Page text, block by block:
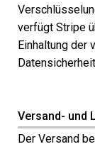
verfügt Stripe
Einhaltung der
Versand- und
Der Versand